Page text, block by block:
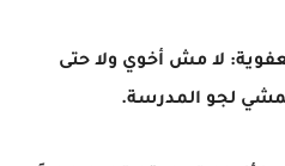
لا مش أخوي ولا حتى
لجو المدرسة.